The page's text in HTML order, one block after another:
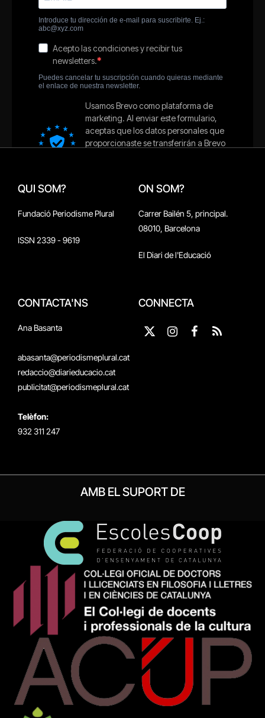
QUI SOM?
Fundació Periodisme Plural
ISSN 2339 - 9619
ON SOM?
Carrer Bailén 5, principal.
08010, Barcelona
El Diari de l'Educació
CONTACTA'NS
Ana Basanta
abasanta@periodismeplural.cat
redaccio@diarieducacio.cat
publicitat@periodismeplural.cat
Telèfon:
932 311 247
CONNECTA
X
Instagram
Facebook
RSS
AMB EL SUPORT DE